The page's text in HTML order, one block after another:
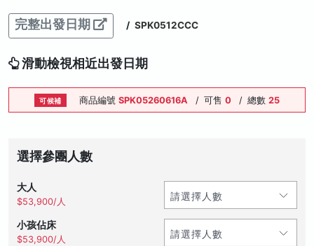
完整出發日期 / SPK0512CCC
滑動檢視相近出發日期
可候補 商品編號 SPK05260616A / 可售 0 / 總數 25
選擇參團人數
大人
$53,900/人
小孩佔床
$53,900/人